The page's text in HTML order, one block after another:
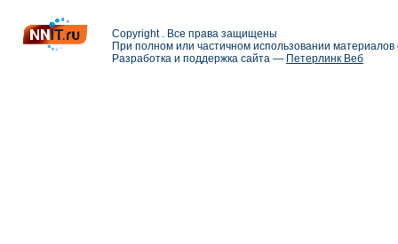
Copyright . Все права защищены
При полном или частичном использовании
Разработка и поддержка сайта — Петерлинк Веб